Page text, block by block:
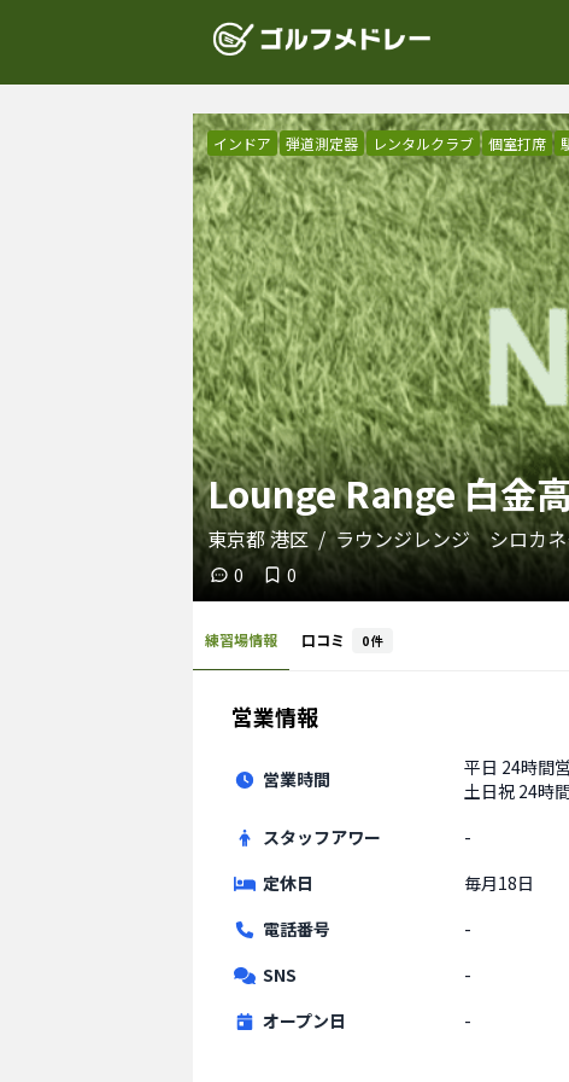
インドア 弾道測定器 レンタルクラブ 個室打席
Lounge Range 白金
東京都港区 / ラウンジレンジ シロカネ
0 0
練習場情報 口コミ 0件
営業情報
営業時間 平日 24時間
土日祝 24時
スタッフアワー
-
定休日
毎月18日
電話番号
-
SNS
-
オープン日
-